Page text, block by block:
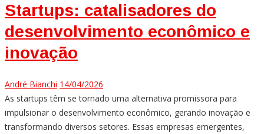
Startups: catalisadores do
desenvolvimento econômico e
inovação
André Bianchi 14/04/2026
As startups têm se tornado uma alternativa promissora para
impulsionar o desenvolvimento econômico, gerando inovação e
transformando diversos setores. Essas empresas emergentes,